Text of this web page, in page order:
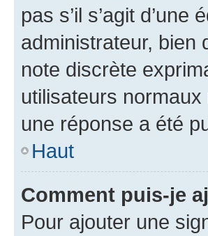
pas s’il s’agit
administrateur, bien
note discrète
utilisateurs
une réponse a été
Haut
Comment puis-je
Pour ajouter une